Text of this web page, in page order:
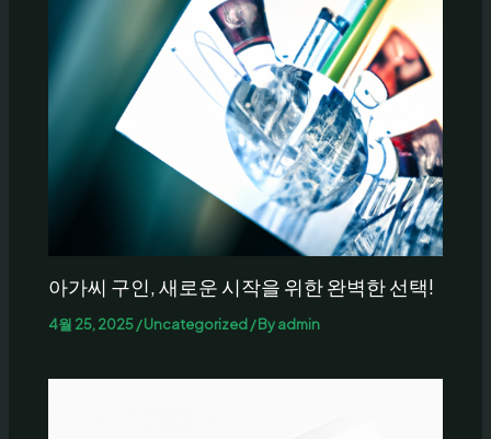
아가씨 구인, 새로운 시작을 위한 완벽한 선택!
4월 25, 2025/Uncategorized/ Byadmin